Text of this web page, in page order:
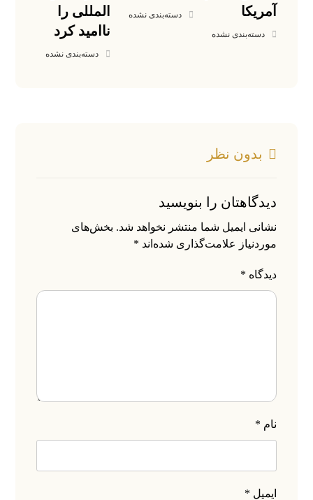
آمریکا
دسته‌بندی نشده
دسته‌بندی نشده
المللی را
ناامید کرد
دسته‌بندی نشده
بدون نظر
دیدگاهتان را بنویسید
نشانی ایمیل شما منتشر نخواهد شد. بخش‌های
موردنیاز علامت‌گذاری شده‌اند *
دیدگاه *
نام *
ایمیل *
ارتباط با ما